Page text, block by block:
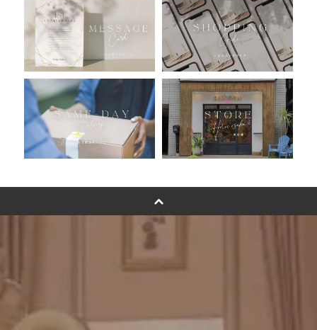
おすすめ商品
バルーン自動販売機
浮くバルーンオーダーメイド - coming soonn -
卓上バルーンオーダーメイド
ムーンリットバルーンについて
その他オーダーメイド
バルーンフラワーブーケについて
プリントフォント詳細＆使用例
お知らせ